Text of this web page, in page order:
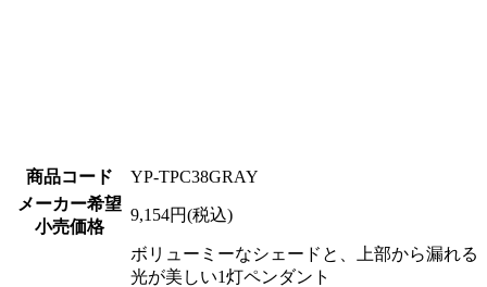
商品コード
YP-TPC38GRAY
メーカー希望
小売価格
9,154円(税込)
ボリューミーなシェードと、上部から漏れる
光が美しい1灯ペンダント